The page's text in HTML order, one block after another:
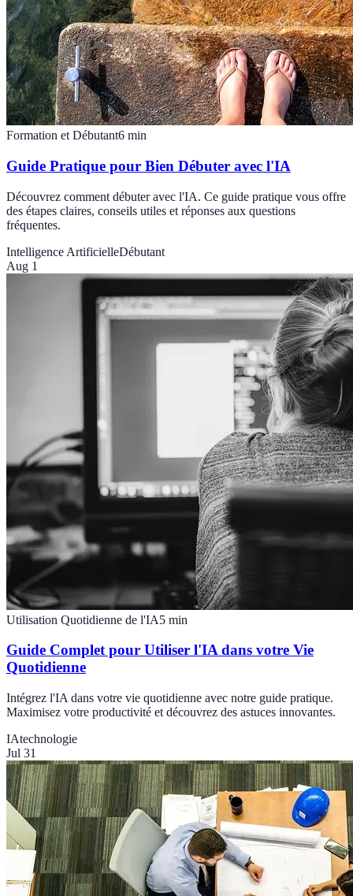
Formation et Débutant6 min
Guide Pratique pour Bien Débuter avec l'IA
Découvrez comment débuter avec l'IA. Ce guide pratique vous offre
des étapes claires, conseils utiles et réponses aux questions
fréquentes.
Intelligence ArtificielleDébutant
Aug 1
Utilisation Quotidienne de l'IA5 min
Guide Complet pour Utiliser l'IA dans votre Vie
Quotidienne
Intégrez l'IA dans votre vie quotidienne avec notre guide pratique.
Maximisez votre productivité et découvrez des astuces innovantes.
IAtechnologie
Jul 31